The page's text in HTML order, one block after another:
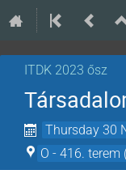
ITDK 2023 ősz
Thursday 30
O - 416.